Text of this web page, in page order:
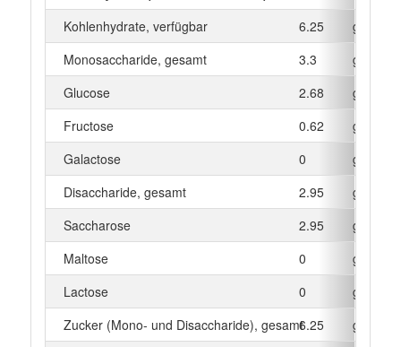
Kohlenhydrate, verfügbar
6.25
g
Monosaccharide, gesamt
3.3
g
Glucose
2.68
g
Fructose
0.62
g
Galactose
0
g
Disaccharide, gesamt
2.95
g
Saccharose
2.95
g
Maltose
0
g
Lactose
0
g
Zucker (Mono- und Disaccharide), gesamt6.25
g